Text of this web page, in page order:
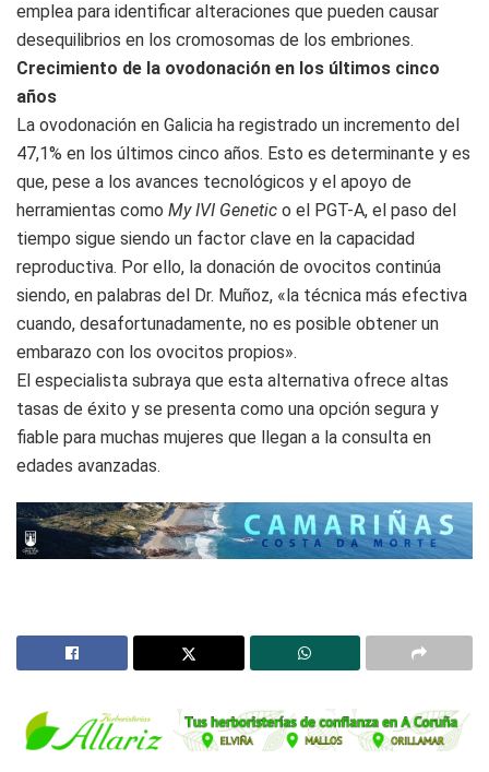
emplea para identificar alteraciones que pueden causar
desequilibrios en los cromosomas de los embriones.
Crecimiento de la ovodonación en los últimos cinco
años
La ovodonación en Galicia ha registrado un incremento del
47,1% en los últimos cinco años. Esto es determinante y es
que, pese a los avances tecnológicos y el apoyo de
herramientas como My IVI Genetic o el PGT-A, el paso del
tiempo sigue siendo un factor clave en la capacidad
reproductiva. Por ello, la donación de ovocitos continúa
siendo, en palabras del Dr. Muñoz, «la técnica más efectiva
cuando, desafortunadamente, no es posible obtener un
embarazo con los ovocitos propios».
El especialista subraya que esta alternativa ofrece altas
tasas de éxito y se presenta como una opción segura y
fiable para muchas mujeres que llegan a la consulta en
edades avanzadas.